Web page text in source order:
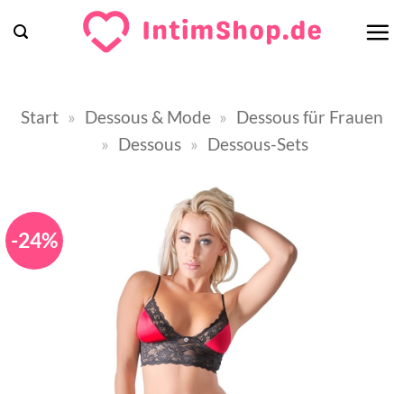
Inhalt
Start » Dessous & Mode » Dessous für Frauen
» Dessous » Dessous-Sets
-24%